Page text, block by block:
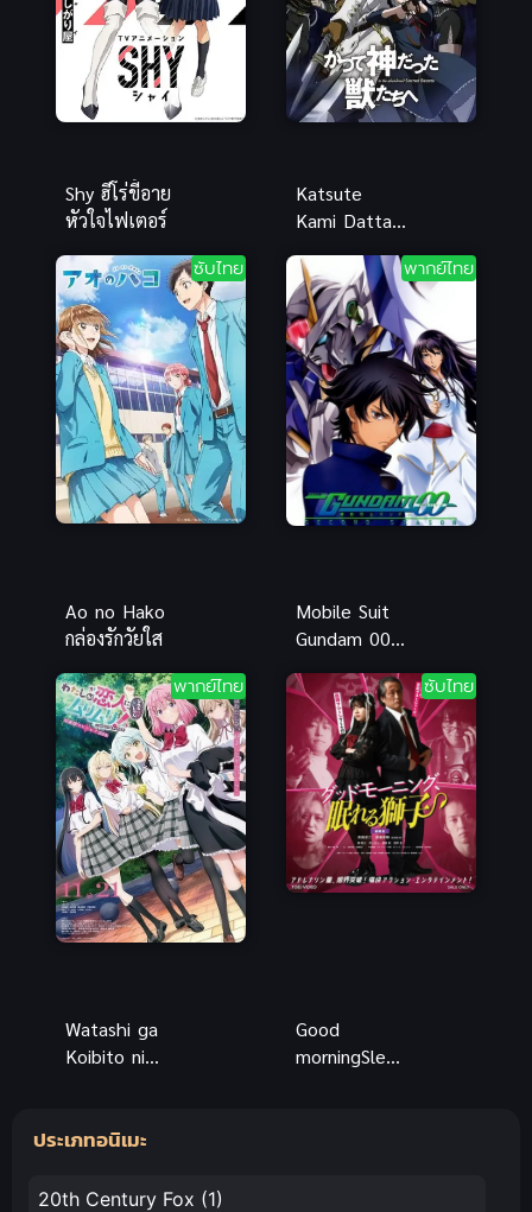
Shy ฮีโร่ขี้อาย
หัวใจไฟเตอร์
Katsute
Kami Datta
tachi e ล้าง
บางสัตว์อสูร
ภาค 1
ซับไทย
Ao no Hako
กล่องรักวัยใส
พากย์ไทย
Mobile Suit
Gundam 00 2
สูท กันดั้ม
ดับเบิลโอ ภาค
2
พากย์ไทย
Watashi ga
Koibito ni
ไทย
ซับไทย
Good
morningSleep
ประเภทอนิเมะ
20th Century Fox (1)